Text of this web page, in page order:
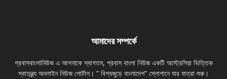
আমাদের সম্পর্কে
প্রবাসবাংলানিউজ এ আপনাকে স্বাগতম, প্রবাস বাংলা নিউজ একটি অস্ট্রেলিয়া ভিত্তিক
স্বাতন্ত্র্য অনলাইন নিউজ পোর্টাল। ” বিশ্বজুড়ে বাংলাদেশ” স্লোগানে যার যাত্রা শুরু।